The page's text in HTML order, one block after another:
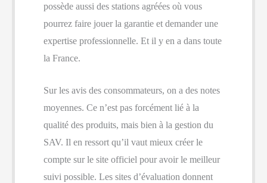
possède aussi des stations agréées où vous
pourrez faire jouer la garantie et demander une
expertise professionnelle. Et il y en a dans toute
la France.
Sur les avis des consommateurs, on a des notes
moyennes. Ce n’est pas forcément lié à la
qualité des produits, mais bien à la gestion du
SAV. Il en ressort qu’il vaut mieux créer le
compte sur le site officiel pour avoir le meilleur
suivi possible. Les sites d’évaluation donnent